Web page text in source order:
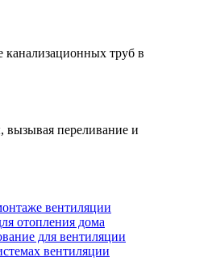
канализационных труб в
вызывая переливание и
вентиляции
отопления дома
для вентиляции
вентиляции